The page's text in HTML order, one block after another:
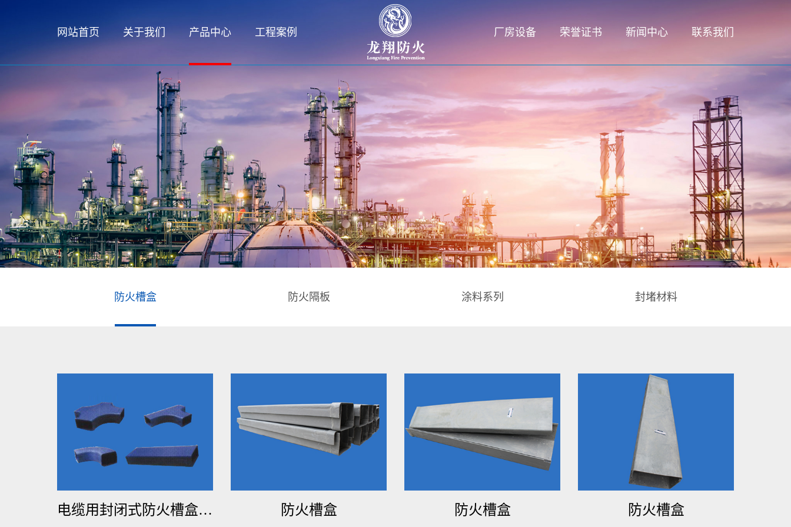
网站首页 关于我们 产品中心 工程案例 厂房设备 荣誉证书 新闻中心 联系我们
防火槽盒 防火隔板 涂料系列 封堵材料
电缆用封闭式防火槽盒(桥架) 防火槽盒 防火槽盒 防火槽盒